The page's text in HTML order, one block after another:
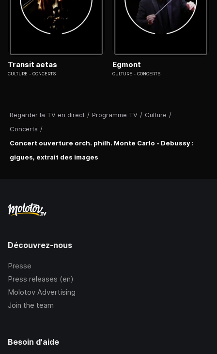
Regarder la TV en direct / Programme TV / Culture /
Concerts /
Concert ouverture orch. philh. Monte Carlo - Debussy :
gigues, extrait des images
Transit aetas
CULTURE CONCERTS
Egmont
CULTURE CONCERTS
Découvrez-nous
Presse
Press releases (en)
Molotov Advertising
Join the team
Besoin d'aide